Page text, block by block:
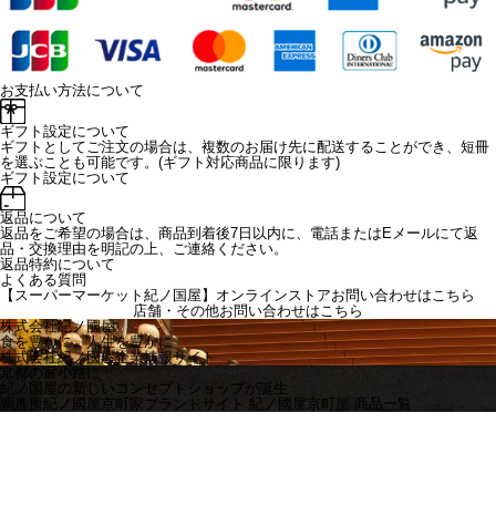
お支払い方法について
ギフト設定について
ギフトとしてご注文の場合は、複数のお届け先に配送することができ、短冊
を選ぶことも可能です。(ギフト対応商品に限ります)
ギフト設定について
返品について
返品をご希望の場合は、商品到着後7日以内に、電話またはEメールにて返
品・交換理由を明記の上、ご連絡ください。
返品特約について
よくある質問
【スーパーマーケット紀ノ国屋】オンラインストアお問い合わせはこちら
店舗・その他お問い合わせはこちら
株式会社紀ノ國屋
食を豊かに、人生を豊かに
株式会社紀ノ國屋企業情報サイト
京都の富小路に
紀ノ国屋の新しいコンセプトショップが誕生
調進所紀ノ國屋京町家ブランドサイト 紀ノ國屋京町屋 商品一覧